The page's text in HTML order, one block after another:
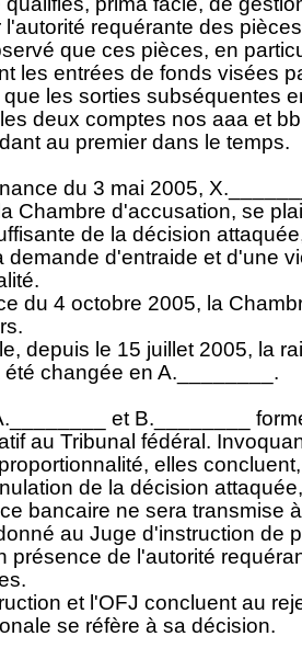
l'autorité requérante des
que ces pièces, en
les entrées de fonds visées
les sorties subséquentes
deux comptes nos aaa et
au premier dans le temps.
du 3 mai 2005,
Chambre d'accusation, se
de la décision
demande d'entraide et d'une
du 4 octobre 2005, la
depuis le 15 juillet 2005, la
changée en A.________.
et B.________
au Tribunal fédéral.
elles
de la décision
bancaire ne sera transmise
au Juge d'instruction de
présence de l'autorité
et l'OFJ concluent au
se réfère à sa décision.